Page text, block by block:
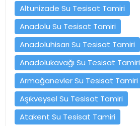
Altunizade Su Tesisat Tamiri
Anadolu Su Tesisat Tamiri
Anadoluhisarı Su Tesisat Tamiri
Anadolukavağı Su Tesisat Tamiri
Armağanevler Su Tesisat Tamiri
Aşıkveysel Su Tesisat Tamiri
Atakent Su Tesisat Tamiri